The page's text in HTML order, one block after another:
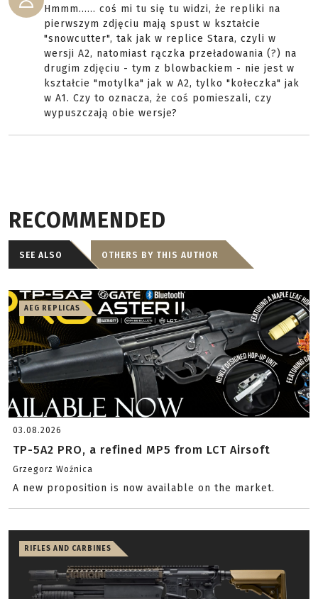
Hmmm...... coś mi tu się tu widzi, że repliki na
pierwszym zdjęciu mają spust w kształcie
"snowcutter", tak jak w replice Stara, czyli w
wersji A2, natomiast rączka przeładowania (?) na
drugim zdjęciu - tym z blowbackiem - nie jest w
kształcie "motylka" jak w A2, tylko "kołeczka" jak
w A1. Czy to oznacza, że coś pomieszali, czy
wypuszczają obie wersje?
RECOMMENDED
SEE ALSO OTHERS BY THIS AUTHOR
AEG REPLICAS
03.08.2026
TP-5A2 PRO, a refined MP5 from LCT Airsoft
Grzegorz Woźnica
A new proposition is now available on the market.
RIFLES AND CARBINES